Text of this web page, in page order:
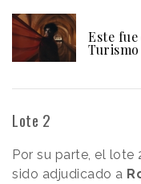
Este
Lote 2
Por su parte, el lote
sido adjudicado a